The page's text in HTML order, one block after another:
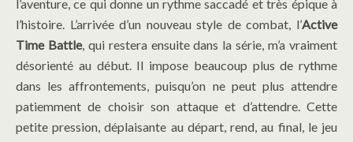
l’aventure, ce qui donne un rythme saccadé et très épique à
l’histoire. L’arrivée d’un nouveau style de combat, l’Active
Time Battle, qui restera ensuite dans la série, m’a vraiment
désorienté au début. Il impose beaucoup plus de rythme
dans les affrontements, puisqu’on ne peut plus attendre
patiemment de choisir son attaque et d’attendre. Cette
petite pression, déplaisante au départ, rend, au final, le jeu